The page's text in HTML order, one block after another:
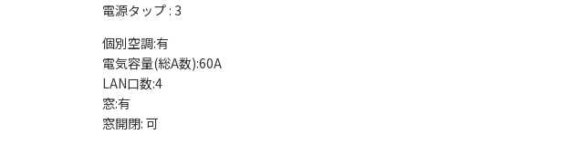
電源タップ : 3
個別空調:有
電気容量(総A数):60A
LAN口数:4
窓:有